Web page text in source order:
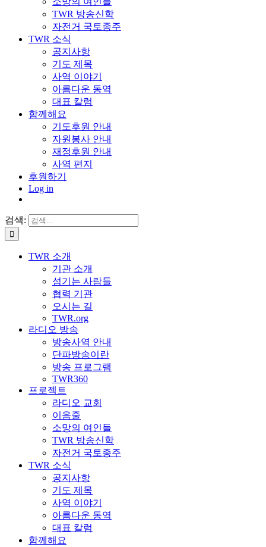
TWR 방송신학
자전거 국토종주
TWR 소식
공지사항
기도 제목
사역 이야기
아름다운 동역
대표 칼럼
함께해요
기도후원 안내
자원봉사 안내
재정후원 안내
사역 편지
후원하기
Log in
검색:
TWR 소개
기관 소개
섬기는 사람들
협력 기관
오시는 길
TWR.org
라디오 방송
방송사역 안내
단파방송이란
방송 프로그램
TWR360
프로젝트
라디오 교회
이음줄
소망의 여인들
TWR 방송신학
자전거 국토종주
TWR 소식
공지사항
기도 제목
사역 이야기
아름다운 동역
대표 칼럼
함께해요